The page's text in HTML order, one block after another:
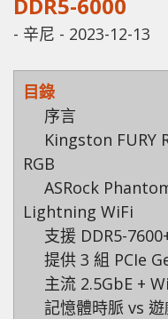
- 辛尼 - 2023-12-13
目錄
序言
Kingston FURY
RGB
ASRock
Lightning WiFi
支援 DDR5-
提供 3 組 PCIe
主流 2.5GbE +
記憶體時脈 vs